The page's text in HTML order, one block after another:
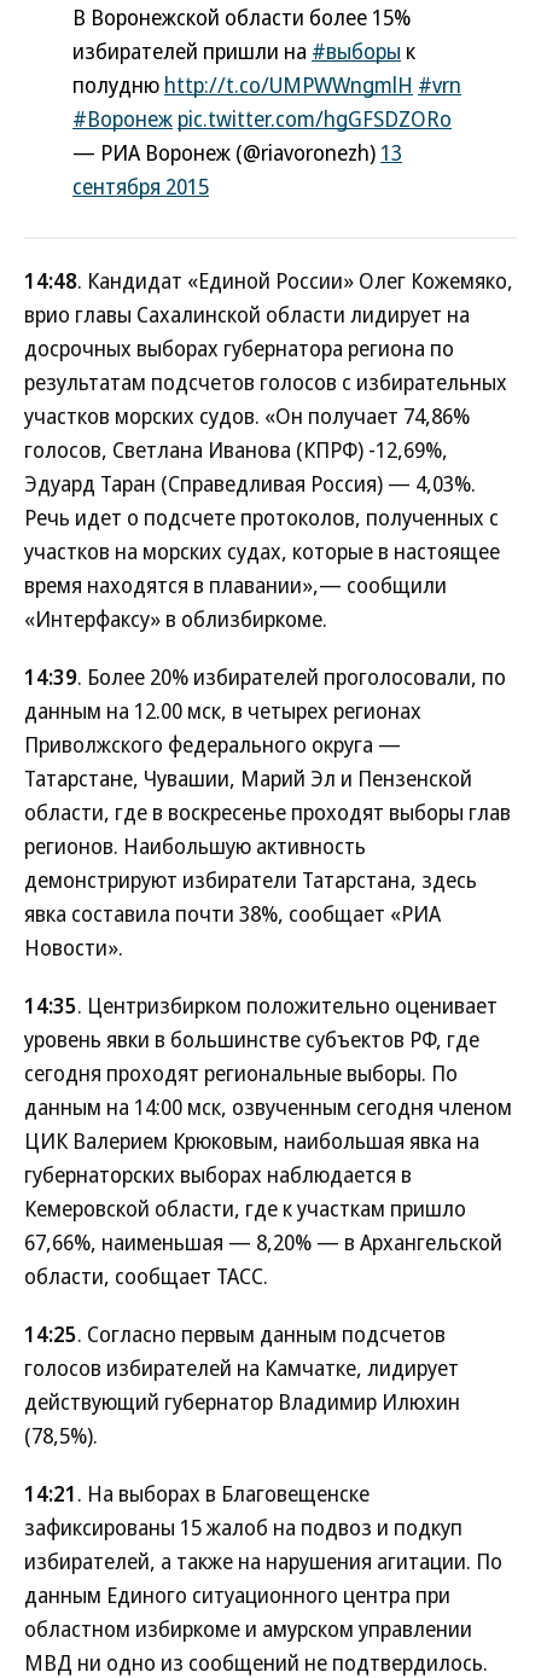
В Воронежской области более 15%
избирателей пришли на #выборы к
полудню http://t.co/UMPWWngmlH #vrn
#Воронеж pic.twitter.com/hgGFSDZORo
— РИА Воронеж (@riavoronezh) 13
сентября 2015
14:48. Кандидат «Единой России» Олег Кожемяко,
врио главы Сахалинской области лидирует на
досрочных выборах губернатора региона по
результатам подсчетов голосов с избирательных
участков морских судов. «Он получает 74,86%
голосов, Светлана Иванова (КПРФ) -12,69%,
Эдуард Таран (Справедливая Россия) — 4,03%.
Речь идет о подсчете протоколов, полученных с
участков на морских судах, которые в настоящее
время находятся в плавании»,— сообщили
«Интерфаксу» в облизбиркоме.
14:39. Более 20% избирателей проголосовали, по
данным на 12.00 мск, в четырех регионах
Приволжского федерального округа —
Татарстане, Чувашии, Марий Эл и Пензенской
области, где в воскресенье проходят выборы глав
регионов. Наибольшую активность
демонстрируют избиратели Татарстана, здесь
явка составила почти 38%, сообщает «РИА
Новости».
14:35. Центризбирком положительно оценивает
уровень явки в большинстве субъектов РФ, где
сегодня проходят региональные выборы. По
данным на 14:00 мск, озвученным сегодня членом
ЦИК Валерием Крюковым, наибольшая явка на
губернаторских выборах наблюдается в
Кемеровской области, где к участкам пришло
67,66%, наименьшая — 8,20% — в Архангельской
области, сообщает ТАСС.
14:25. Согласно первым данным подсчетов
голосов избирателей на Камчатке, лидирует
действующий губернатор Владимир Илюхин
(78,5%).
14:21. На выборах в Благовещенске
зафиксированы 15 жалоб на подвоз и подкуп
избирателей, а также на нарушения агитации. По
данным Единого ситуационного центра при
областном избиркоме и амурском управлении
МВД ни одно из сообщений не подтвердилось.